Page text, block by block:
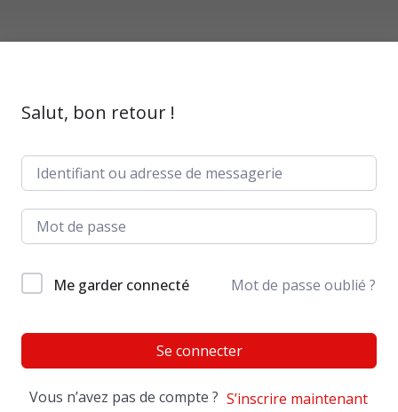
Salut, bon retour !
Me garder connecté Mot de passe oublié ?
Se connecter
Vous n’avez pas de compte ? S’inscrire maintenant